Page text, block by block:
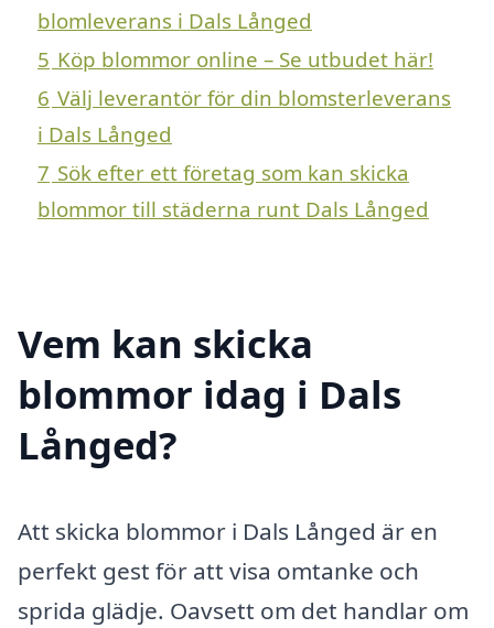
blomleverans i Dals Långed
5 Köp blommor online – Se utbudet här!
6 Välj leverantör för din blomsterleverans
i Dals Långed
7 Sök efter ett företag som kan skicka
blommor till städerna runt Dals Långed
Vem kan skicka
blommor idag i Dals
Långed?
Att skicka blommor i Dals Långed är en
perfekt gest för att visa omtanke och
sprida glädje. Oavsett om det handlar om